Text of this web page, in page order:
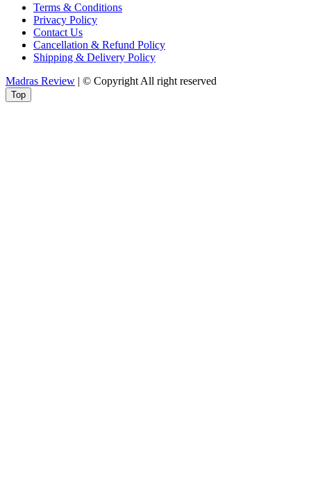
Terms & Conditions
Privacy Policy
Contact Us
Cancellation & Refund Policy
Shipping & Delivery Policy
Madras Review | © Copyright All right reserved
Top